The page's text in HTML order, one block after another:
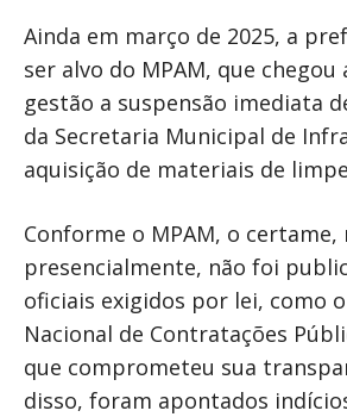
Ainda em março de 2025, a
ser alvo do MPAM, que chegou
gestão a suspensão imediata
da Secretaria Municipal de
aquisição de materiais de
Conforme o MPAM, o certame,
presencialmente, não foi
oficiais exigidos por lei, como
Nacional de Contratações
que comprometeu sua
disso, foram apontados